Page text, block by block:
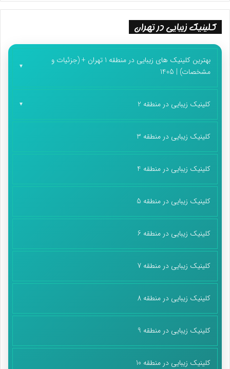
کلینیک زیبایی در تهران
بهترین کلینیک های زیبایی در منطقه 1 تهران + (جزئیات و
مشخصات) | 1405
کلینیک زیبایی در منطقه 2
کلینیک زیبایی در منطقه 3
کلینیک زیبایی در منطقه 4
کلینیک زیبایی در منطقه 5
کلینیک زیبایی در منطقه 6
کلینیک زیبایی در منطقه 7
کلینیک زیبایی در منطقه 8
کلینیک زیبایی در منطقه 9
کلینیک زیبایی در منطقه 10